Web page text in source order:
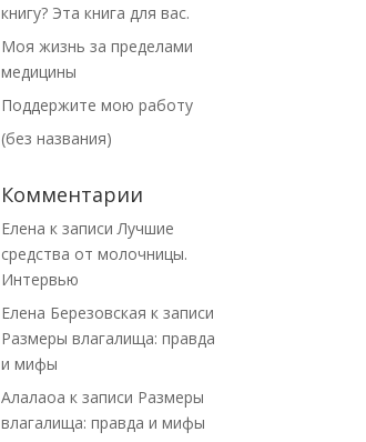
книгу? Эта книга для вас.
Моя жизнь за пределами
медицины
Поддержите мою работу
(без названия)
Комментарии
Елена к записиЛучшие
средства от молочницы.
Интервью
Елена Березовская к записи
Размеры влагалища: правда
и мифы
Алалаоа к записи Размеры
влагалища: правда и мифы